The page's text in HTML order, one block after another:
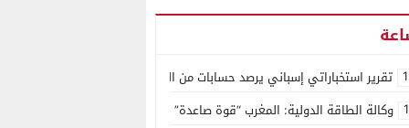
تقرير استخباراتي إسباني يرصد حسابات من الجزائر وأرقاما بـ”213+” ضمن حملة رقمية منظمة حرّضت على اقتحام سبتة
وكالة الطاقة الدولية: المغرب “قوة صاعدة” في سوق المعادن الاستراتيجية